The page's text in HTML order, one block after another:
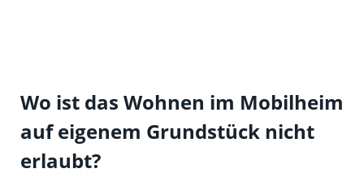
Wo ist das Wohnen im Mobilheim
auf eigenem Grundstück nicht
erlaubt?